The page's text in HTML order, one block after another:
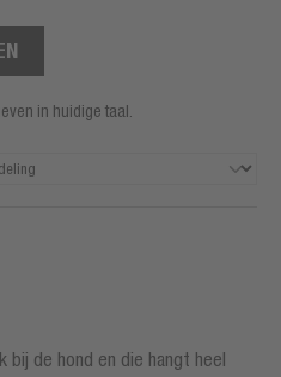
in huidige taal.
bij de hond en die hangt heel